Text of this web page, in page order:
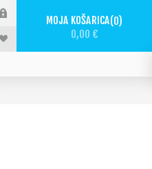
MOJA KOŠARICA 0
0,00 €